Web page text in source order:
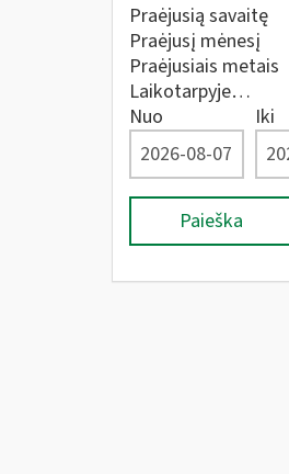
Praėjusią savaitę
Praėjusį mėnesį
Praėjusiais metais
Laikotarpyje…
Nuo
Iki
Paieška